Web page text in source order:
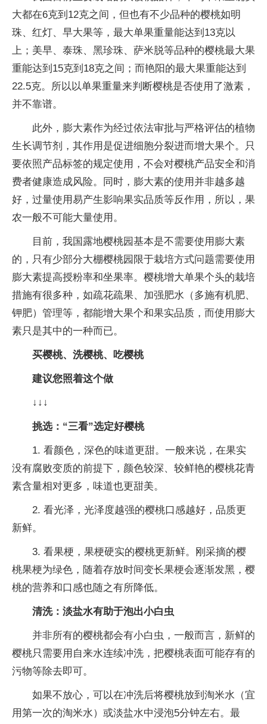
大都在6克到12克之间，但也有不少品种的樱桃如明
珠、红灯、早大果等，最大单果重量能达到13克以
上；美早、泰珠、黑珍珠、萨米脱等品种的樱桃最大果
重能达到15克到18克之间；而艳阳的最大果重能达到
22.5克。所以以单果重量来判断樱桃是否使用了激素，
并不靠谱。
此外，膨大素作为经过依法审批与严格评估的植物
生长调节剂，其作用是促进细胞分裂进而增大果个。只
要依照产品标签的规定使用，不会对樱桃产品安全和消
费者健康造成风险。同时，膨大素的使用并非越多越
好，过量使用易产生影响果实品质等反作用，所以，果
农一般不可能大量使用。
目前，我国露地樱桃园基本是不需要使用膨大素
的，只有少部分大棚樱桃园限于栽培方式问题需要使用
膨大素提高授粉率和坐果率。樱桃增大单果个头的栽培
措施有很多种，如疏花疏果、加强肥水（多施有机肥、
钾肥）管理等，都能增大果个和果实品质，而使用膨大
素只是其中的一种而已。
买樱桃、洗樱桃、吃樱桃
建议您照着这个做
↓↓↓
挑选：“三看”选定好樱桃
1. 看颜色，深色的味道更甜。一般来说，在果实
没有腐败变质的前提下，颜色较深、较鲜艳的樱桃花青
素含量相对更多，味道也更甜美。
2. 看光泽，光泽度越强的樱桃口感越好，品质更
新鲜。
3. 看果梗，果梗硬实的樱桃更新鲜。刚采摘的樱
桃果梗为绿色，随着存放时间变长果梗会逐渐发黑，樱
桃的营养和口感也随之有所降低。
清洗：淡盐水有助于泡出小白虫
并非所有的樱桃都会有小白虫，一般而言，新鲜的
樱桃只需要用自来水连续冲洗，把樱桃表面可能存有的
污物等除去即可。
如果不放心，可以在冲洗后将樱桃放到淘米水（宜
用第一次的淘米水）或淡盐水中浸泡5分钟左右。最